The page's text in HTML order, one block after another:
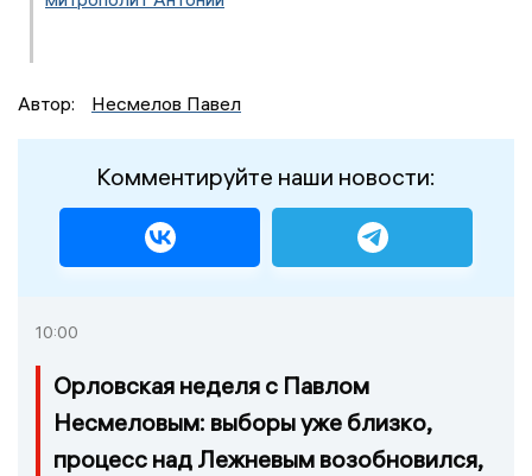
Автор: Несмелов Павел
Комментируйте наши новости:
10:00
Орловская неделя с Павлом
Несмеловым: выборы уже близко,
процесс над Лежневым возобновился,